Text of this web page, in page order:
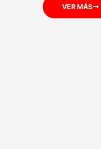
VER MÁS